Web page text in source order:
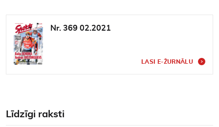
Nr. 369 02.2021
LASI E-ŽURNĀLU
Līdzīgi raksti